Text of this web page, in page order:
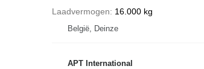
Laadvermogen
16.000 kg
België, Deinze
APT International